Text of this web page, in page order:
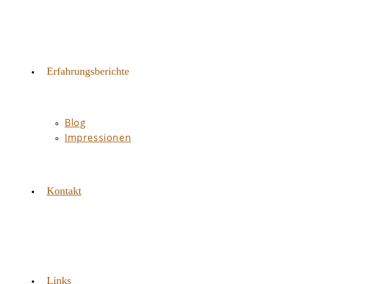
Erfahrungsberichte
Blog
Impressionen
Kontakt
Links